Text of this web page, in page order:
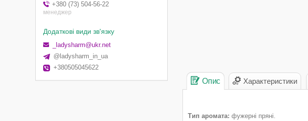
Опис Характеристики
Тип аромата: фужерні пряні.
+380 (73) 504-56-22
менеджер
_ladysharm@ukr.net
@ladysharm_in_ua
+380505045622